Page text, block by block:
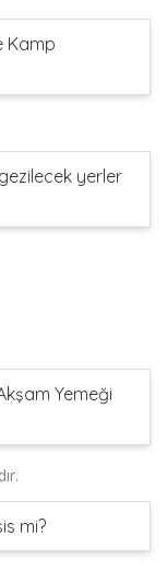
Kamp
yerler
Yemeği
mi?